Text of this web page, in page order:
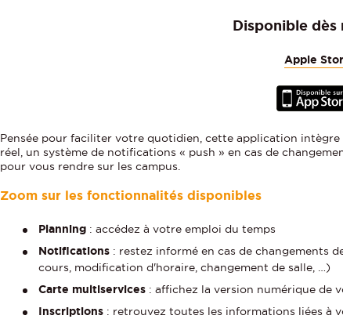
Disponible dès
Apple
Pensée pour faciliter votre quotidien, cette application intègre
réel, un système de notifications « push » en cas de
pour vous rendre sur les campus.
Zoom sur les fonctionnalités disponibles
Planning : accédez à votre emploi du temps
Notifications : restez informé en cas de changements
cours, modification d'horaire, changement de salle, …)
Carte multiservices : affichez la version numérique de
Inscriptions : retrouvez toutes les informations liées à